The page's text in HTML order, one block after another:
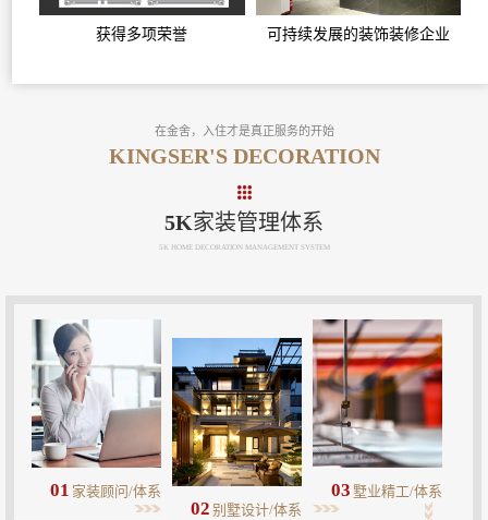
获得多项荣誉 可持续发展的装饰装修企业
在金舍，入住才是真正服务的开始
KINGSER'S DECORATION
5K家装管理体系
5K HOME DECORATION MANAGEMENT SYSTEM
01 家装顾问/体系
02 别墅设计/体系
03 墅业精工/体系